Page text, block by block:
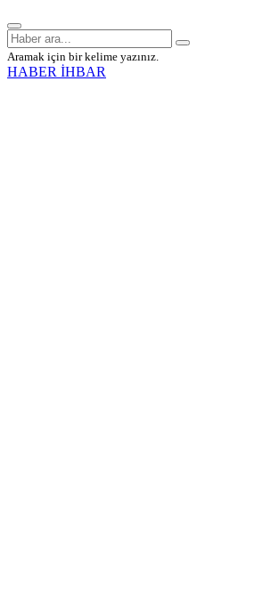
Aramak için bir kelime yazınız.
HABER İHBAR